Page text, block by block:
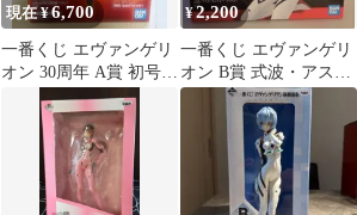
現在 ¥6,700
一番くじ エヴァンゲリ
オン 30周年 A賞 初号機
フィギュア
¥2,200
一番くじ エヴァンゲリ
オン B賞 式波・アス
カ・ラングレー フィギ